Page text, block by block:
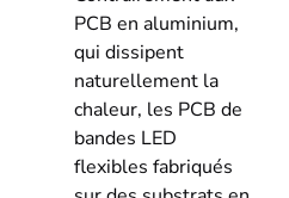
PCB en aluminium,
qui dissipent
naturellement la
chaleur, les PCB de
bandes LED
flexibles fabriqués